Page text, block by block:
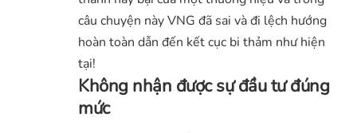
câu chuyện này VNG đã sai và đi lệch hướng
hoàn toàn dẫn đến kết cục bi thảm như hiện
tại!
Không nhận được sự đầu tư đúng
mức